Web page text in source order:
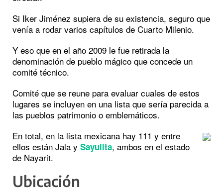
Si Iker Jiménez supiera de su existencia, seguro que
venía a rodar varios capítulos de Cuarto Milenio.
Y eso que en el año 2009 le fue retirada la
denominación de pueblo mágico que concede un
comité técnico.
Comité que se reune para evaluar cuales de estos
lugares se incluyen en una lista que sería parecida a
las pueblos patrimonio o emblemáticos.
En total, en la lista mexicana hay 111 y entre
ellos están Jala y Sayulita, ambos en el estado
de Nayarit.
Ubicación